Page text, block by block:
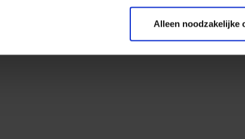
Alleen noodzakelijke